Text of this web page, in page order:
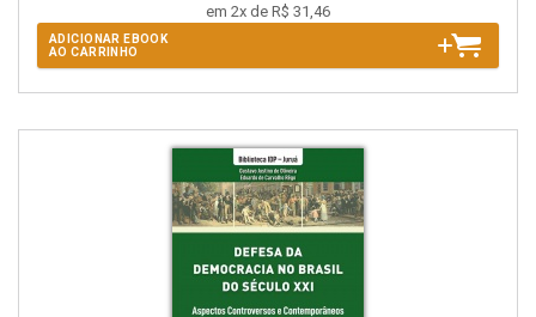
em 2x de R$ 31,46
ADICIONAR EBOOK
AO CARRINHO